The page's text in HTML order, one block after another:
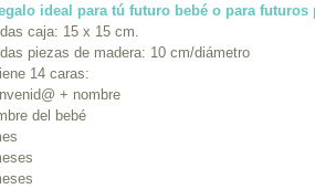
ideal para tú futuro bebé o para futuros
caja: 15 x 15 cm.
piezas de madera: 10 cm/diámetro
14 caras:
+ nombre
del bebé